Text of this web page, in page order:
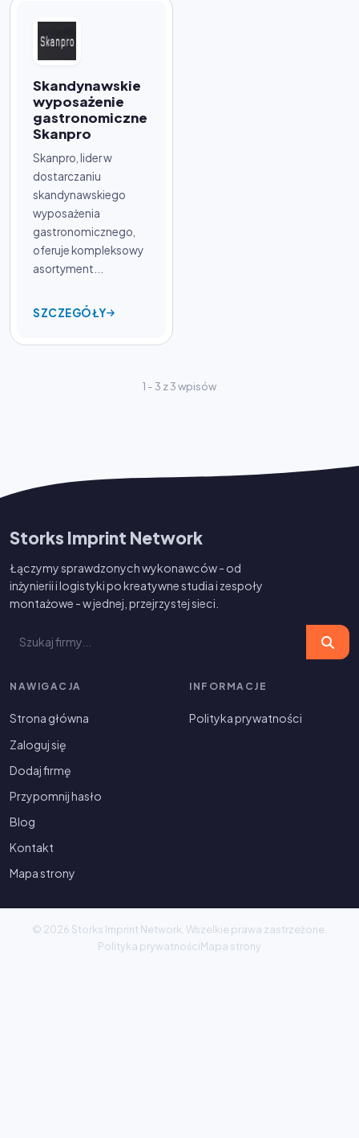
Skandynawskie
wyposażenie
gastronomiczne
Skanpro
Skanpro, lider w
dostarczaniu
skandynawskiego
wyposażenia
gastronomicznego,
oferuje kompleksowy
asortyment...
SZCZEGÓŁY
1 - 3 z 3 wpisów
Storks Imprint Network
Łączymy sprawdzonych wykonawców - od
inżynierii i logistyki po kreatywne studia i zespoły
montażowe - w jednej, przejrzystej sieci.
NAWIGACJA
Strona główna
Zaloguj się
Dodaj firmę
Przypomnij hasło
Blog
Kontakt
Mapa strony
INFORMACJE
Polityka prywatności
© 2026 Storks Imprint Network. Wszelkie prawa zastrzeżone.
Polityka prywatnościMapa strony